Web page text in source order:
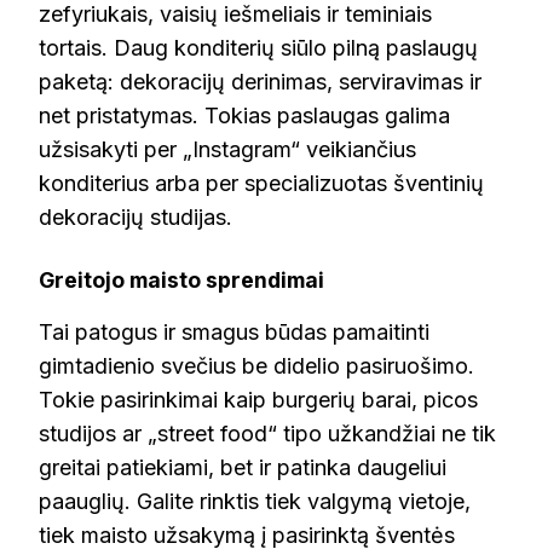
zefyriukais, vaisių iešmeliais ir teminiais
tortais. Daug konditerių siūlo pilną paslaugų
paketą: dekoracijų derinimas, serviravimas ir
net pristatymas. Tokias paslaugas galima
užsisakyti per „Instagram“ veikiančius
konditerius arba per specializuotas šventinių
dekoracijų studijas.
Greitojo maisto sprendimai
Tai patogus ir smagus būdas pamaitinti
gimtadienio svečius be didelio pasiruošimo.
Tokie pasirinkimai kaip burgerių barai, picos
studijos ar „street food“ tipo užkandžiai ne tik
greitai patiekiami, bet ir patinka daugeliui
paauglių. Galite rinktis tiek valgymą vietoje,
tiek maisto užsakymą į pasirinktą šventės